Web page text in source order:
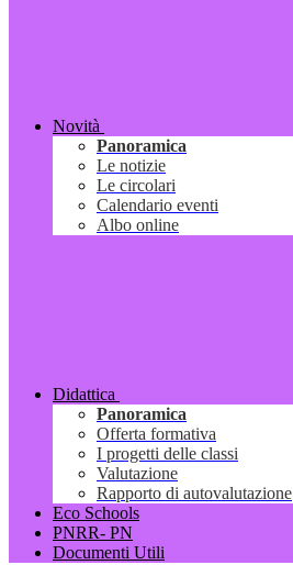
Novità
Panoramica
Le notizie
Le circolari
Calendario eventi
Albo online
Didattica
Panoramica
Offerta formativa
I progetti delle classi
Valutazione
Rapporto di autovalutazione
Eco Schools
PNRR- PN
Documenti Utili